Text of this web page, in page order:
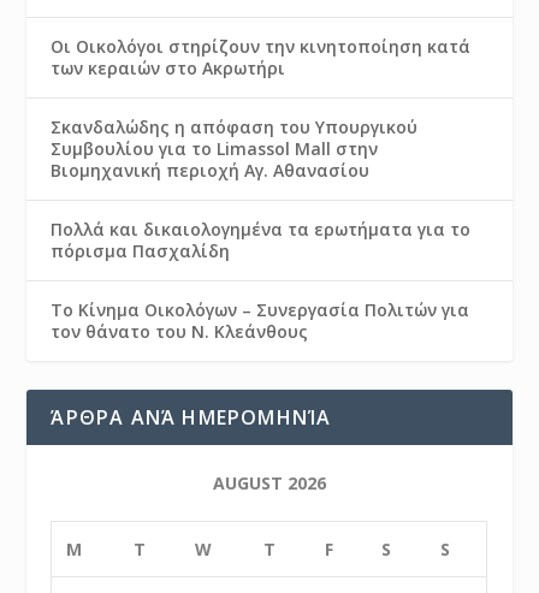
Οι Οικολόγοι στηρίζουν την κινητοποίηση κατά
των κεραιών στο Ακρωτήρι
Σκανδαλώδης η απόφαση του Υπουργικού
Συμβουλίου για το Limassol Mall στην
Βιομηχανική περιοχή Αγ. Αθανασίου
Πολλά και δικαιολογημένα τα ερωτήματα για το
πόρισμα Πασχαλίδη
Το Κίνημα Οικολόγων – Συνεργασία Πολιτών για
τον θάνατο του Ν. Κλεάνθους
ΆΡΘΡΑ ΑΝΆ ΗΜΕΡΟΜΗΝΊΑ
AUGUST 2026
M T W T F S S